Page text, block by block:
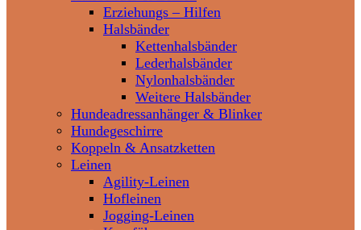
Erziehungs – Hilfen
Halsbänder
Kettenhalsbänder
Lederhalsbänder
Nylonhalsbänder
Weitere Halsbänder
Hundeadressanhänger & Blinker
Hundegeschirre
Koppeln & Ansatzketten
Leinen
Agility-Leinen
Hofleinen
Jogging-Leinen